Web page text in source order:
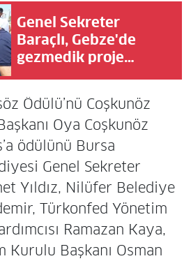
Genel Sekreter
Baraçlı, Gebze'de
gezmedik proje
Ödülü’nü Coşkunöz
Oya Coşkunöz
ödülünü Bursa
Genel Sekreter
Yıldız, Nilüfer Belediye
Türkonfed Yönetim
Ramazan Kaya,
Kurulu Başkanı Osman